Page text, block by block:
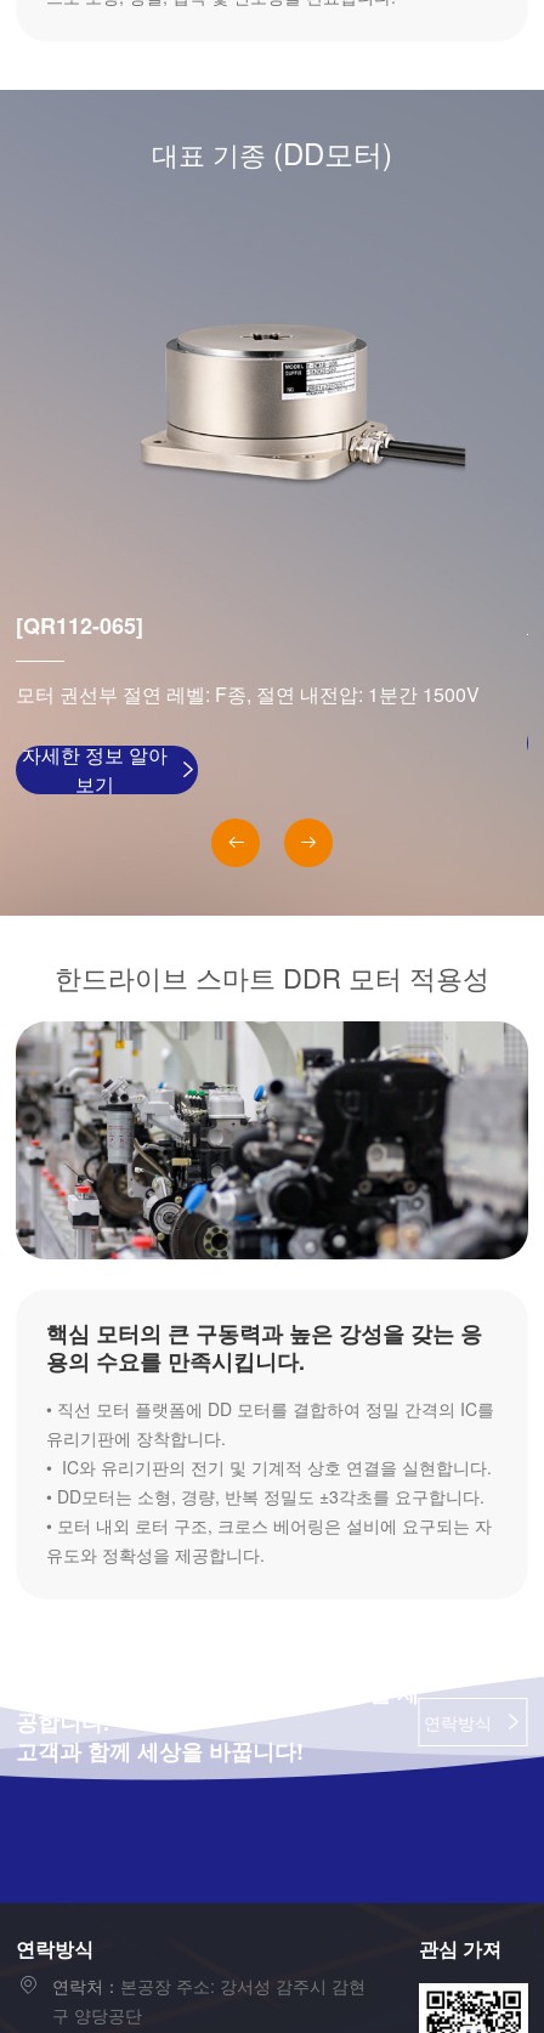
대표 기종 (DD모터)
[QR112-065]
모터 권선부 절연 레벨: F종, 절연 내전압: 1분간 1500V
자세한 정보 알아
보기
한드라이브 스마트 DDR 모터 적용성
핵심 모터의 큰 구동력과 높은 강성을 갖는 응
용의 수요를 만족시킵니다.
• 직선 모터 플랫폼에 DD 모터를 결합하여 정밀 간격의 IC를
유리기판에 장착합니다.
•  IC와 유리기판의 전기 및 기계적 상호 연결을 실현합니다.
• DD모터는 소형, 경량, 반복 정밀도 ±3각초를 요구합니다.
• 모터 내외 로터 구조, 크로스 베어링은 설비에 요구되는 자
유도와 정확성을 제공합니다.
혁신적인 스마트 제조 기술로 서비스를 제
공합니다.
고객과 함께 세상을 바꿉니다!
연락방식
연락방식
연락처： 본공장 주소: 강서성 감주시 감현
구 양당공단
관심 가져